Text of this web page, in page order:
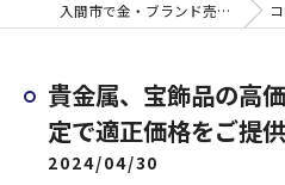
入間市で金・ブランド売るなら買取大吉 ウエスタ武蔵藤沢店 コラム
貴金属、宝飾品の高
定で適正価格をご提供
2024/04/30